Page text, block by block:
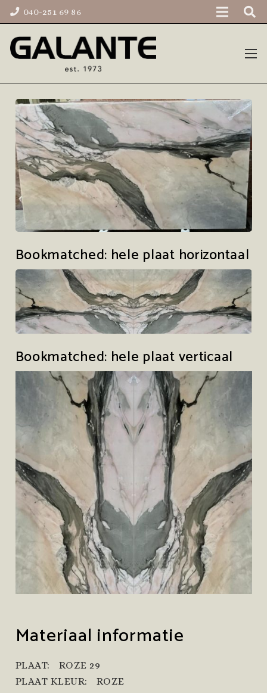
040-251 69 86
Bookmatched: hele plaat horizontaal
Bookmatched: hele plaat verticaal
Materiaal informatie
PLAAT:
ROZE 29
PLAAT KLEUR:
ROZE